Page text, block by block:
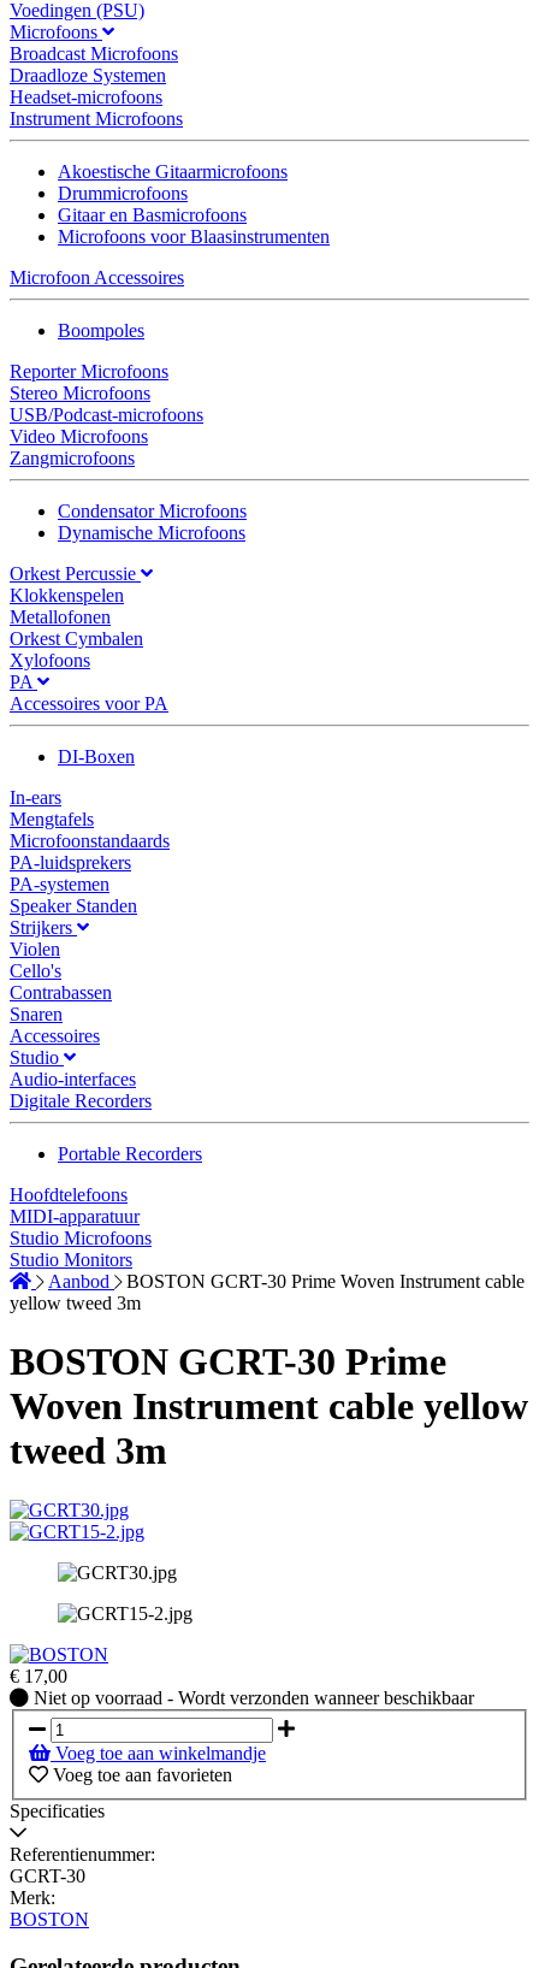
Voedingen (PSU)
Microfoons
Broadcast Microfoons
Draadloze Systemen
Headset-microfoons
Instrument Microfoons
Akoestische Gitaarmicrofoons
Drummicrofoons
Gitaar en Basmicrofoons
Microfoons voor Blaasinstrumenten
Microfoon Accessoires
Boompoles
Reporter Microfoons
Stereo Microfoons
USB/Podcast-microfoons
Video Microfoons
Zangmicrofoons
Condensator Microfoons
Dynamische Microfoons
Orkest Percussie
Klokkenspelen
Metallofonen
Orkest Cymbalen
Xylofoons
PA
Accessoires voor PA
DI-Boxen
In-ears
Mengtafels
Microfoonstandaards
PA-luidsprekers
PA-systemen
Speaker Standen
Strijkers
Violen
Cello's
Contrabassen
Snaren
Accessoires
Studio
Audio-interfaces
Digitale Recorders
Portable Recorders
Hoofdtelefoons
MIDI-apparatuur
Studio Microfoons
Studio Monitors
Aanbod
BOSTON GCRT-30 Prime Woven Instrument cable
yellow tweed 3m
BOSTON GCRT-30 Prime
Woven Instrument cable yellow
tweed 3m
€ 17,00
Niet
op
voorraad
-
Wordt
verzonden
beschikbaar
Niet op voorraad - Wordt verzonden wanneer beschikbaar
Voeg toe aan winkelmandje
Voeg toe aan favorieten
Specificaties
Referentienummer:
GCRT-30
Merk:
BOSTON